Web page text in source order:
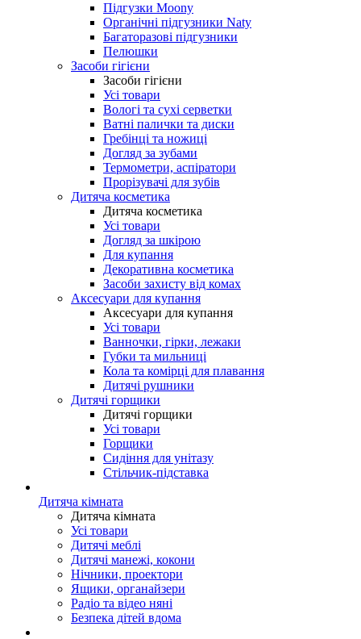
Підгузки Moony
Органічні підгузники Naty
Багаторазові підгузники
Пелюшки
Засоби гігієни
Засоби гігієни
Усі товари
Вологі та сухі серветки
Ватні палички та диски
Гребінці та ножиці
Догляд за зубами
Термометри, аспіратори
Прорізувачі для зубів
Дитяча косметика
Дитяча косметика
Усі товари
Догляд за шкірою
Для купання
Декоративна косметика
Засоби захисту від комах
Аксесуари для купання
Аксесуари для купання
Усі товари
Ванночки, гірки, лежаки
Губки та мильниці
Кола та комірці для плавання
Дитячі рушники
Дитячі горщики
Дитячі горщики
Усі товари
Горщики
Сидіння для унітазу
Стільчик-підставка
Дитяча кімната
Дитяча кімната
Усі товари
Дитячі меблі
Дитячі манежі, кокони
Нічники, проектори
Ящики, органайзери
Радіо та відео няні
Безпека дітей вдома